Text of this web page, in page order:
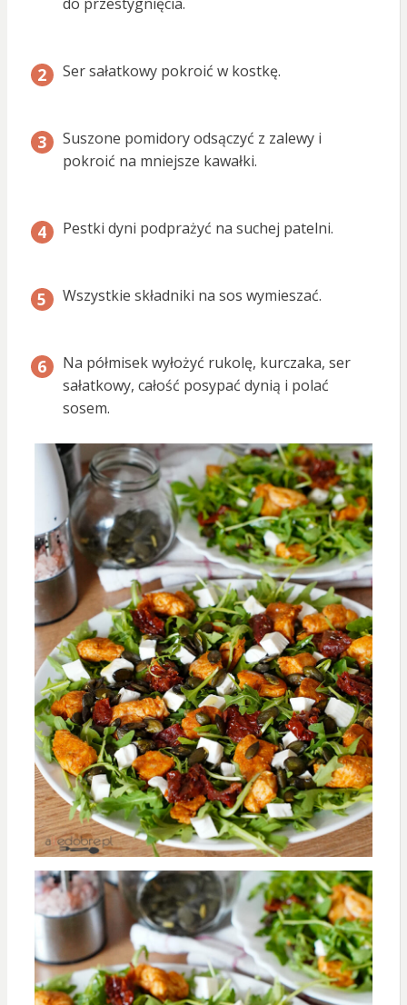
Ser sałatkowy pokroić w kostkę.
Suszone pomidory odsączyć z zalewy i
pokroić na mniejsze kawałki.
Pestki dyni podprażyć na suchej patelni.
Wszystkie składniki na sos wymieszać.
Na półmisek wyłożyć rukolę, kurczaka, ser
sałatkowy, całość posypać dynią i polać
sosem.